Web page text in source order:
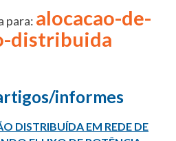
para: alocacao-de-
distribuida
informes
DISTRIBUÍDA EM REDE DE